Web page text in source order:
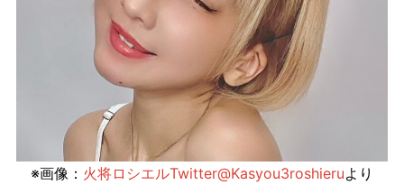
※画像： 火将ロシエルTwitter@Kasyou3roshieruより